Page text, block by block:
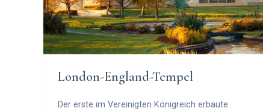
London-England-Tempel
Der erste im Vereinigten Königreich erbaute